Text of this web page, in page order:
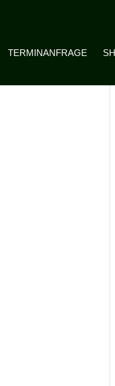
TERMINANFRAGE